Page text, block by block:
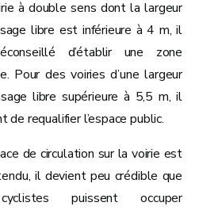
à double sens dont la largeur
libre est inférieure à 4 m, il
d’établir une zone
Pour des voiries d’une largeur
libre supérieure à 5,5 m, il
de requalifier l’espace public.
de circulation sur la voirie est
il devient peu crédible que
puissent occuper